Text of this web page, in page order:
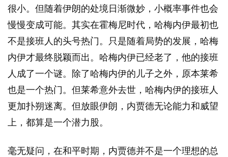
很小。但随着伊朗的处境日渐微妙，小概率事件也会
慢慢变成可能。其实在霍梅尼时代，哈梅内伊最初也
不是接班人的头号热门。只是随着局势的发展，哈梅
内伊才最终脱颖而出。哈梅内伊已经老了，他的接班
人成了一个谜。除了哈梅内伊的儿子之外，原本莱希
也是一个热门。但莱希意外去世，哈梅内伊的接班人
更加扑朔迷离。但放眼伊朗，内贾德无论能力和威望
上，都算是一个潜力股。
毫无疑问，在和平时期，内贾德并不是一个理想的总